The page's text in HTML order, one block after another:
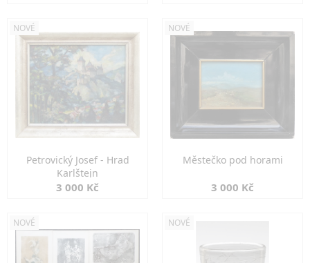
NOVÉ
Petrovický Josef - Hrad
Karlštejn
3 000 Kč
NOVÉ
Městečko pod horami
3 000 Kč
NOVÉ NOVÉ